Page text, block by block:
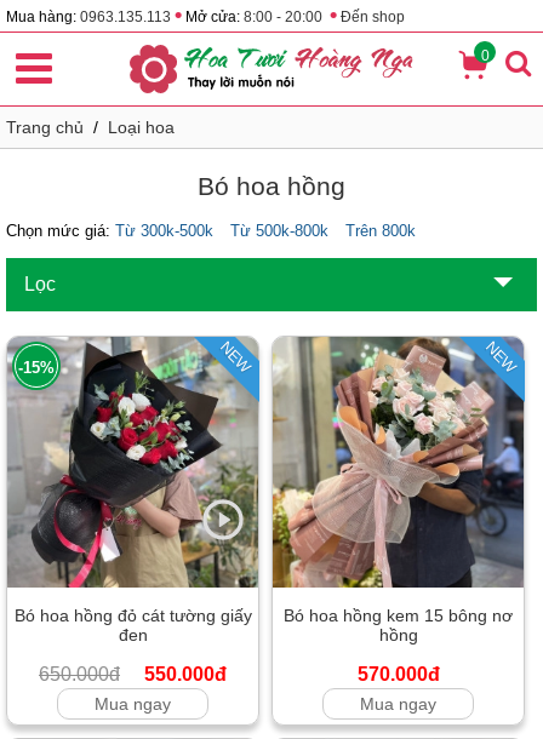
Mua hàng: 0963.135.113 • Mở cửa: 8:00 - 20:00 • Đến shop
0
Trang chủ / Loại hoa
Bó hoa hồng
Chọn mức giá: Từ 300k-500k Từ 500k-800k Trên 800k
Lọc
NEW
-15%
Bó hoa hồng đỏ cát tường giấy
đen
650.000đ 550.000đ
Mua ngay
NEW
Bó hoa hồng kem 15 bông nơ
hồng
570.000đ
Mua ngay